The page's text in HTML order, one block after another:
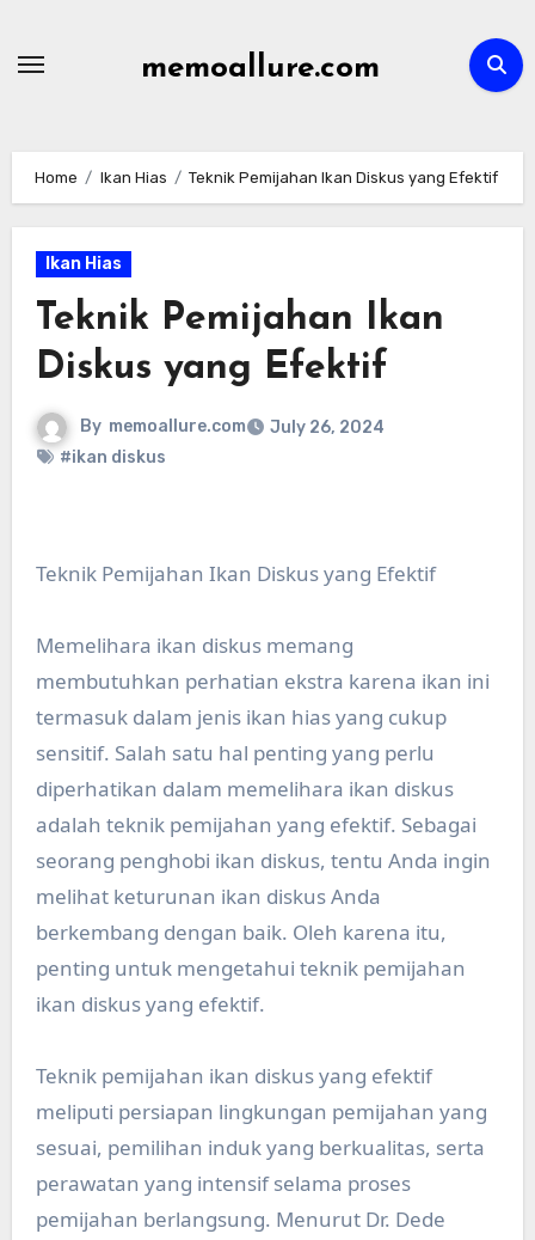
memoallure.com
Home Ikan Hias Teknik Pemijahan Ikan Diskus yang Efektif
Ikan Hias
Teknik Pemijahan Ikan
Diskus yang Efektif
By memoallure.com
July 26, 2024
#ikan diskus
Teknik Pemijahan Ikan Diskus yang Efektif
Memelihara ikan diskus memang
membutuhkan perhatian ekstra karena ikan ini
termasuk dalam jenis ikan hias yang cukup
sensitif. Salah satu hal penting yang perlu
diperhatikan dalam memelihara ikan diskus
adalah teknik pemijahan yang efektif. Sebagai
seorang penghobi ikan diskus, tentu Anda ingin
melihat keturunan ikan diskus Anda
berkembang dengan baik. Oleh karena itu,
penting untuk mengetahui teknik pemijahan
ikan diskus yang efektif.
Teknik pemijahan ikan diskus yang efektif
meliputi persiapan lingkungan pemijahan yang
sesuai, pemilihan induk yang berkualitas, serta
perawatan yang intensif selama proses
pemijahan berlangsung. Menurut Dr. Dede